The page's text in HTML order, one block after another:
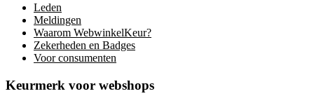
Leden
Meldingen
Waarom WebwinkelKeur?
Zekerheden en Badges
Voor consumenten
Keurmerk voor webshops